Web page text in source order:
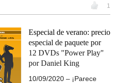
1
Especial de verano: precio
especial de paquete por
12 DVDs "Power Play"
por Daniel King
10/09/2020 – ¡Parece